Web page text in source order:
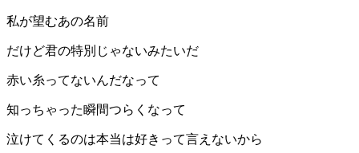
私が望むあの名前
だけど君の特別じゃないみたいだ
赤い糸ってないんだなって
知っちゃった瞬間つらくなって
泣けてくるのは本当は好きって言えないから